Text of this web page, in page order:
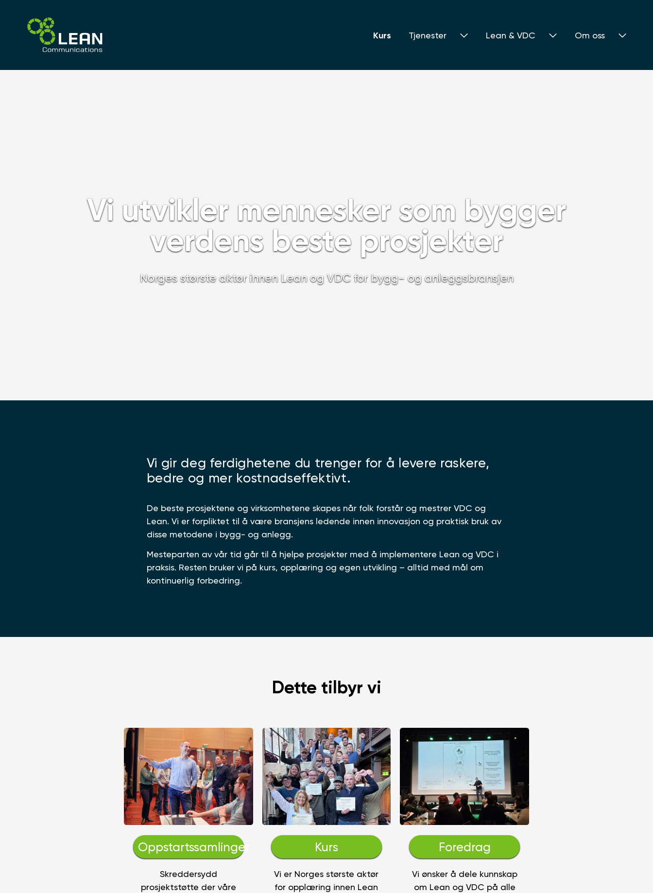
Kurs Tjenester Lean & VDC Om oss
Vi utvikler mennesker som bygger
verdens beste prosjekter
Norges største aktør innen Lean og VDC for bygg- og anleggsbransjen
Vi gir deg ferdighetene du trenger for å levere raskere,
bedre og mer kostnadseffektivt.
De beste prosjektene og virksomhetene skapes når folk forstår og mestrer VDC og
Lean. Vi er forpliktet til å være bransjens ledende innen innovasjon og praktisk bruk av
disse metodene i bygg- og anlegg.
Mesteparten av vår tid går til å hjelpe prosjekter med å implementere Lean og VDC i
praksis. Resten bruker vi på kurs, opplæring og egen utvikling – alltid med mål om
kontinuerlig forbedring.
Dette tilbyr vi
Oppstartssamlinger
Skreddersydd
prosjektstøtte der våre
Kurs
Vi er Norges største aktør
for opplæring innen Lean
Foredrag
Vi ønsker å dele kunnskap
om Lean og VDC på alle